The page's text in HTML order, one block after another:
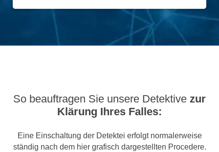
So beauftragen Sie unsere Detektive zur
Klärung Ihres Falles:
Eine Einschaltung der Detektei erfolgt normalerweise
ständig nach dem hier grafisch dargestellten Procedere.